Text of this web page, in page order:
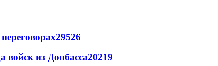
29526
войск из Донбасса20219